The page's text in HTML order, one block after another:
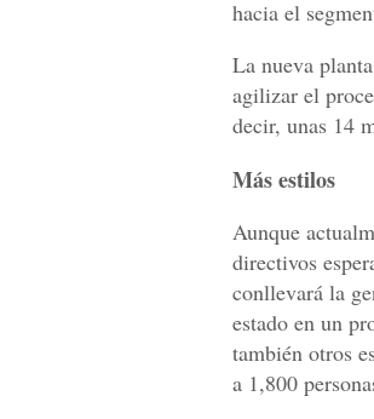
hacia el
La nueva
agilizar el
decir, unas 14
Más estilos
Aunque
directivos
conllevará la
estado en un
también otros
a 1,800